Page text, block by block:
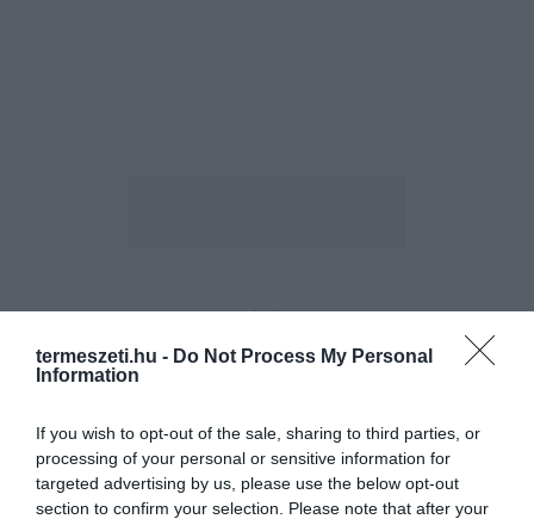
termeszeti.hu - Do Not Process My Personal
Information
If you wish to opt-out of the sale, sharing to third parties, or
processing of your personal or sensitive information for
targeted advertising by us, please use the below opt-out
section to confirm your selection. Please note that after your
ELŐZŐ CIKK
ITT AZ ÉV HÍRE: A KÖNNYMENTES HAGYMA MEGÉRKEZETT!
KÖVETKEZŐ CIKK
MEGVAN AZ ÉV ROVARA – AZ ÓRIÁS SZITAKÖTŐ NYERTE A
SZAVAZÁST